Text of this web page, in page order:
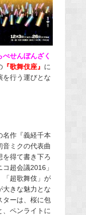
せんぼんざく
『歌舞伎座』 に
を行う運びとな
名作『義経千本
音ミクの代表曲
を得て書き下ろ
超会議2016」
「超歌舞伎」が
大きな魅力とな
ターは、桜に包
、ペンライトに